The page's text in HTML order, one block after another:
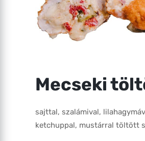
Mecseki
sajttal, szalámival,
ketchuppal, mustárral töltött